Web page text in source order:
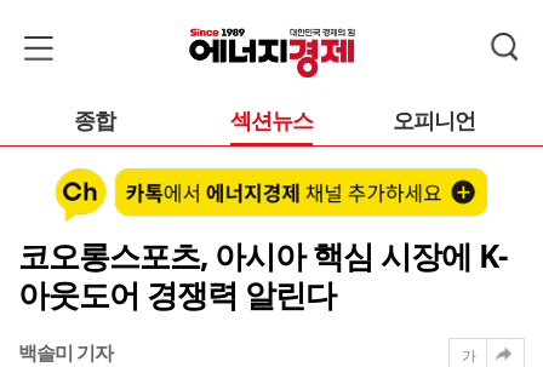
종합 섹션뉴스 오피니언
코오롱스포츠, 아시아 핵심 시장에 K-
아웃도어 경쟁력 알린다
백솔미 기자
가